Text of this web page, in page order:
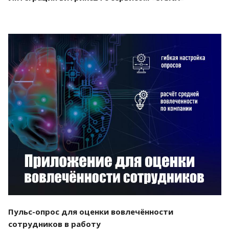
Смотреть проект
Пульс-опрос для оценки вовлечённости
сотрудников в работу